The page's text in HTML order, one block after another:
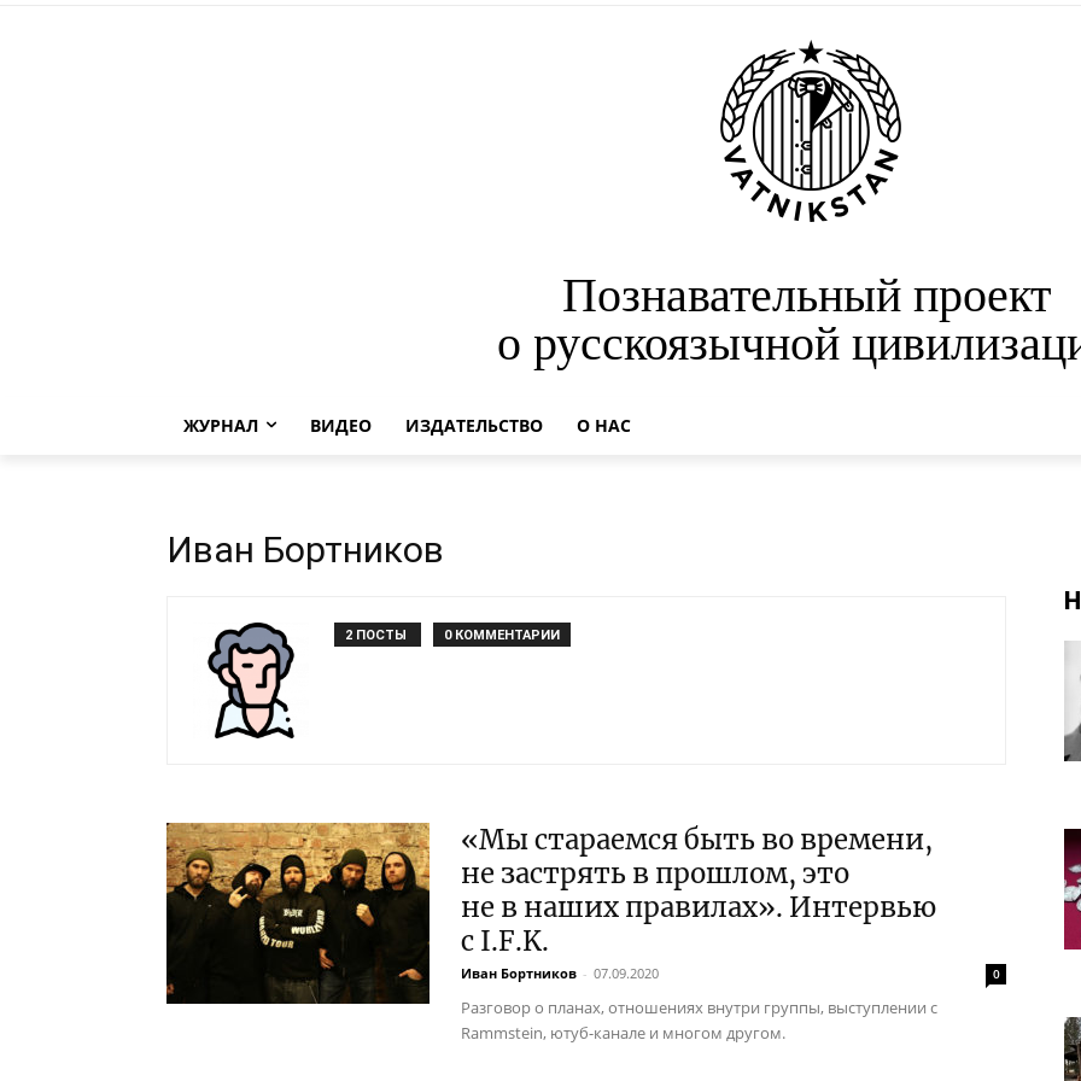
Познавательный проект
о русскоязычной
ЖУРНАЛ ВИДЕО ИЗДАТЕЛЬСТВО О НАС
Иван Бортников
2 ПОСТЫ 0 КОММЕНТАРИИ
«Мы стараемся быть во времени,
не застрять в прошлом, это
не в наших правилах». Интервью
с I.F.K.
Иван Бортников - 07.09.2020 0
Разговор о планах, отношениях внутри группы, выступлении с
Rammstein, ютуб-канале и многом другом.